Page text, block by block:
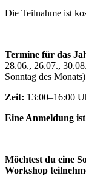
Die Teilnahme ist
Termine für das
28.06., 26.07.,
Sonntag des Monats)
Zeit: 13:00–16:00
Eine Anmeldung
Möchtest du eine
Workshop